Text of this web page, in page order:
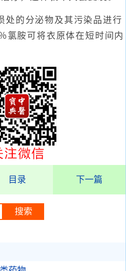
的分泌物及其污染品进行
氯胺可将衣原体在短时间内
目录 下一篇